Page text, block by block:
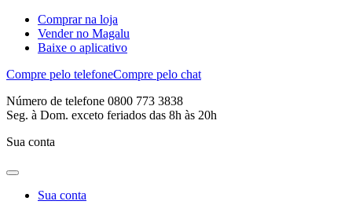
Comprar na loja
Vender no Magalu
Baixe o aplicativo
Compre pelo telefoneCompre pelo chat
Número de telefone 0800 773 3838
Seg. à Dom. exceto feriados das 8h às 20h
Sua conta
Sua conta